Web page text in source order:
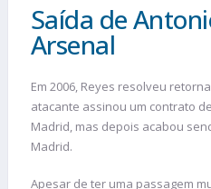
Saída de
Arsenal
Em 2006, Reyes resolveu
atacante assinou um contrato
Madrid, mas depois acabou
Madrid.
Apesar de ter uma passagem